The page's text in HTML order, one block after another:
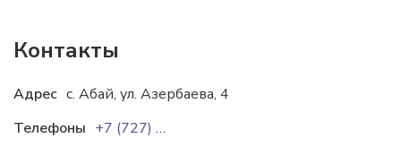
Контакты
Адрес с. Абай, ул. Азербаева, 4
Телефоны
+7 (727) 3410599